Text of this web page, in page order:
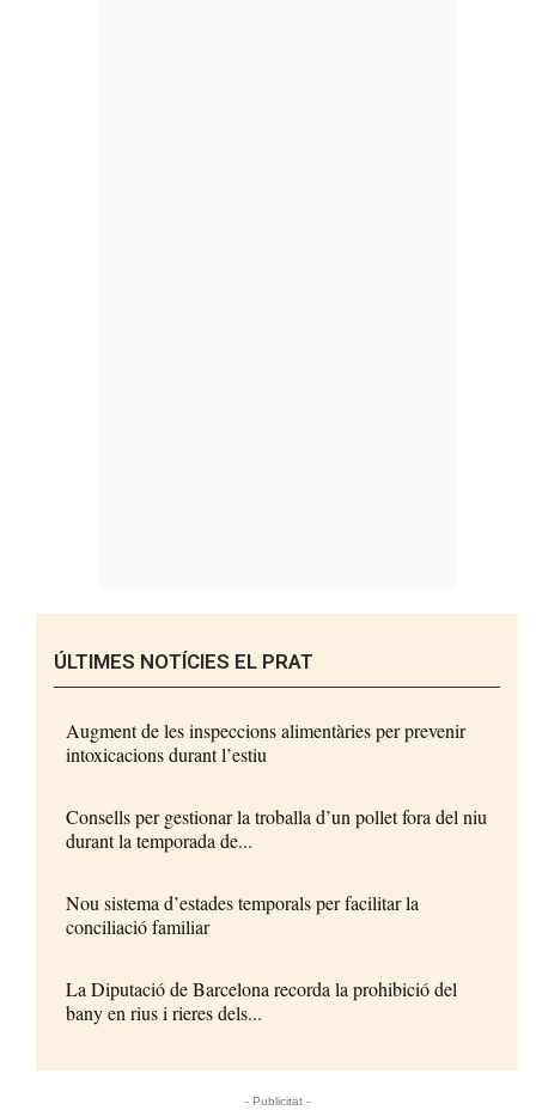
ÚLTIMES NOTÍCIES EL PRAT
Augment de les inspeccions alimentàries per prevenir
intoxicacions durant l’estiu
Consells per gestionar la troballa d’un pollet fora del niu
durant la temporada de...
Nou sistema d’estades temporals per facilitar la
conciliació familiar
La Diputació de Barcelona recorda la prohibició del
bany en rius i rieres dels...
- Publicitat -